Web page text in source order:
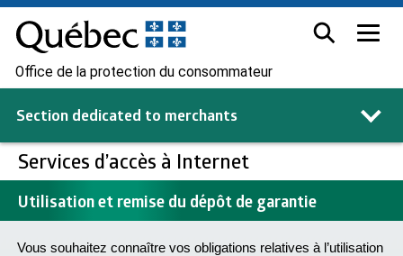
Office de la protection du consommateur
Section dedicated to merchants
Services d’accès à Internet
Utilisation et remise du dépôt de garantie
Vous souhaitez connaître vos obligations relatives à l’utilisation